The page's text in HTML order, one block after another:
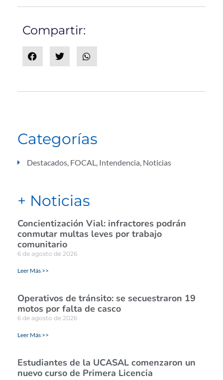
Compartir:
Categorías
Destacados FOCAL Intendencia Noticias
+ Noticias
Concientización Vial: infractores podrán
conmutar multas leves por trabajo
comunitario
6 de agosto de 2026
Leer Más >>
Operativos de tránsito: se secuestraron 19
motos por falta de casco
6 de agosto de 2026
Leer Más >>
Estudiantes de la UCASAL comenzaron un
nuevo curso de Primera Licencia